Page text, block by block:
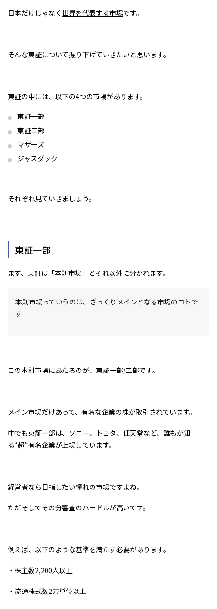
日本だけじゃなく 世界を代表する市場です。
そんな東証について掘り下げていきたいと思います。
東証の中には、以下の4つの市場があります。
東証一部
東証二部
マザーズ
ジャスダック
それぞれ見ていきましょう。
東証一部
まず、東証は「本則市場」とそれ以外に分かれます。
本則市場っていうのは、ざっくりメインとなる市場のコトで
す
この本則市場にあたるのが、東証一部/二部です。
メイン市場だけあって、有名な企業の株が取引されています。
中でも東証一部は、ソニー、トヨタ、任天堂など、誰もが知
る“超“有名企業が上場しています。
経営者なら目指したい憧れの市場ですよね。
ただそしてその分審査のハードルが高いです。
例えば、以下のような基準を満たす必要があります。
・株主数2,200人以上
・流通株式数2万単位以上